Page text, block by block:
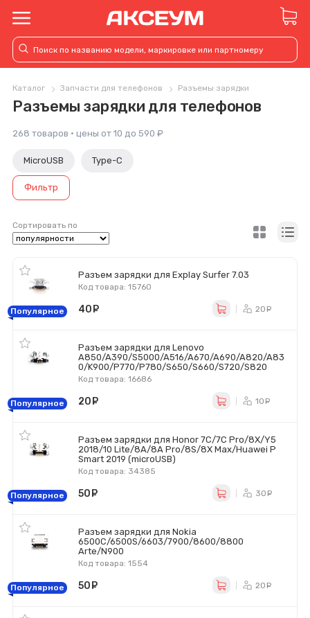
Каталог Запчасти для телефонов Разъемы зарядки
Разъемы зарядки для телефонов
268 товаров · цены от 10 до 590 ₽
MicroUSB Type-C
Фильтр
Сортировать по
Разъем зарядки для Explay Surfer 7.03
Код товара: 15760
Популярное 40 20
Разъем зарядки для Lenovo
A850/A390/S5000/A516/A670/A690/A820/A83
0/K900/P770/P780/S650/S660/S720/S820
Код товара: 16686
Популярное 20 10
Разъем зарядки для Honor 7C/7C Pro/8X/Y5
2018/10 Lite/8A/8A Pro/8S/8X Max/Huawei P
Smart 2019 (microUSB)
Код товара: 34385
Популярное 50 30
Разъем зарядки для Nokia
6500C/6500S/6603/7900/8600/8800
Arte/N900
Код товара: 1554
Популярное 50 20